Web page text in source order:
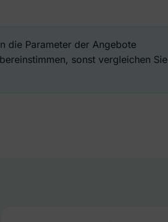
die Parameter der Angebote
sonst vergleichen Sie